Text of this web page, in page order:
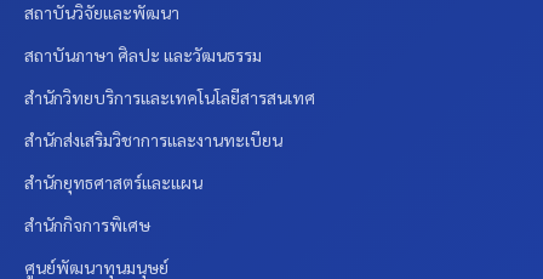
สถาบันวิจัยและพัฒนา
สถาบันภาษา ศิลปะ และวัฒนธรรม
สำนักวิทยบริการและเทคโนโลยีสารสนเทศ
สำนักส่งเสริมวิชาการและงานทะเบียน
สำนักยุทธศาสตร์และแผน
สำนักกิจการพิเศษ
ศูนย์พัฒนาทุนมนุษย์